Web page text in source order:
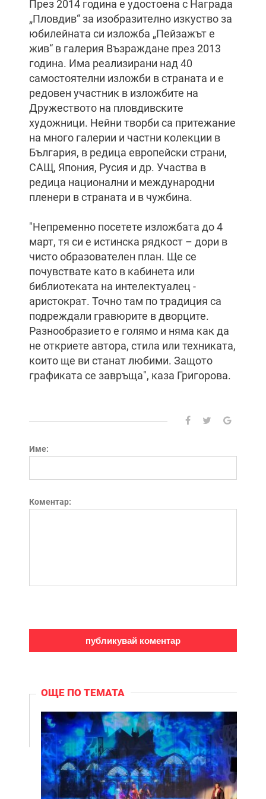
През 2014 година е удостоена с Награда
„Пловдив“ за изобразително изкуство за
юбилейната си изложба „Пейзажът е
жив“ в галерия Възраждане през 2013
година. Има реализирани над 40
самостоятелни изложби в страната и е
редовен участник в изложбите на
Дружеството на пловдивските
художници. Нейни творби са притежание
на много галерии и частни колекции в
България, в редица европейски страни,
САЩ, Япония, Русия и др. Участва в
редица национални и международни
пленери в страната и в чужбина.
"Непременно посетете изложбата до 4
март, тя си е истинска рядкост – дори в
чисто образователен план. Ще се
почувствате като в кабинета или
библиотеката на интелектуалец -
аристократ. Точно там по традиция са
подреждали гравюрите в дворците.
Разнообразието е голямо и няма как да
не откриете автора, стила или техниката,
които ще ви станат любими. Защото
графиката се завръща", каза Григорова.
Име:
Коментар:
ОЩЕ ПО ТЕМАТА